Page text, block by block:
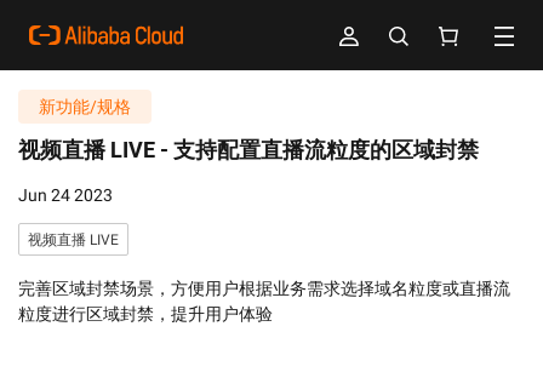
新功能/规格
视频直播 LIVE - 支持配置直播流粒度的区域封禁
Jun 24 2023
视频直播 LIVE
完善区域封禁场景，方便用户根据业务需求选择域名粒度或直播流
粒度进行区域封禁，提升用户体验